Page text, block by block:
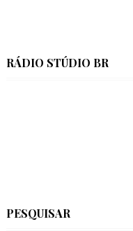
RÁDIO STÚDIO BR
PESQUISAR